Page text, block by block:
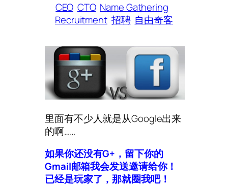
CEO CTO Name Gathering
Recruitment 招聘 自由奇客
里面有不少人就是从Google出来
的啊……
如果你还没有G+，留下你的
Gmail邮箱我会发送邀请给你！
已经是玩家了，那就圈我吧！